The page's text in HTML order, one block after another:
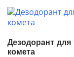
Дезодорант для
комета